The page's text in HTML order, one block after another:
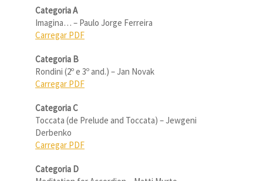
Categoria A
Imagina… – Paulo Jorge Ferreira
Carregar PDF
Categoria B
Rondini (2º e 3º and.) – Jan Novak
Carregar PDF
Categoria C
Toccata (de Prelude and Toccata) – Jewgeni
Derbenko
Carregar PDF
Categoria D